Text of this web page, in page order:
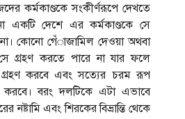
কর্মকাণ্ডকে সংকীর্ণরূপে দেখতে
একটি দেশে এর কর্মকাণ্ডকে সে
কোনো গেঁাজামিল দেওয়া অথবা
সে গ্রহণ করতে পারে না যার ফলে
করবে এবং সত্যের চরম রূপ
করবে। বরং দলটিকে এটা এভাবে
নষ্টামি এবং শিরকের বিভ্রান্তি থেকে